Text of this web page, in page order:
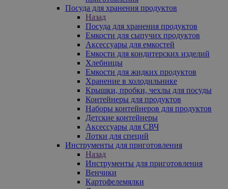
Посуда для хранения продуктов
Назад
Посуда для хранения продуктов
Емкости для сыпучих продуктов
Аксессуары для емкостей
Емкости для кондитерских изделий
Хлебницы
Емкости для жидких продуктов
Хранение в холодильнике
Крышки, пробки, чехлы для посуды
Контейнеры для продуктов
Наборы контейнеров для продуктов
Детские контейнеры
Аксессуары для СВЧ
Лотки для специй
Инструменты для приготовления
Назад
Инструменты для приготовления
Венчики
Картофелемялки